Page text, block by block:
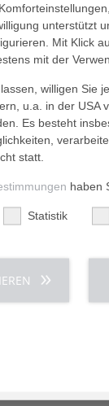
mitteilen
überzeugt, die
Nach
im
Vorstand der
seinen
sehr gut
Zuletzt war er
unterstützt
Mit Klick
mit der
willigen Sie
u.a. in der USA
Es besteht
statt.
haben
Statistik